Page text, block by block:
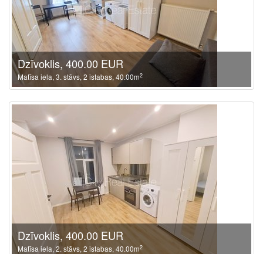
Dzīvoklis, 400.00 EUR
Matīsa iela, 3. stāvs, 2 istabas, 40.00m2
Dzīvoklis, 400.00 EUR
Matīsa iela, 2. stāvs, 2 istabas, 40.00m2